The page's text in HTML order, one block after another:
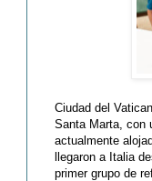
Ciudad del
Santa Marta, con
actualmente
llegaron a Italia
primer grupo de